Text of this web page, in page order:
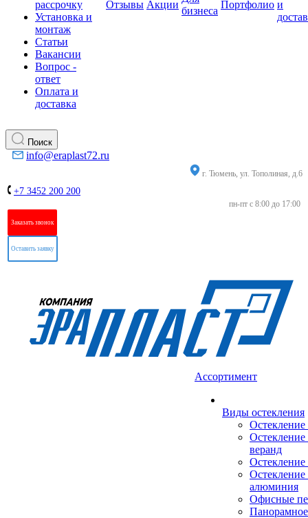
рассрочку
Установка и
монтаж
Статьи
Вакансии
Вопрос -
ответ
Оплата и
доставка
Отзывы Акции
бизнеса
Портфолио и
Поиск
info@eraplast72.ru
г. Тюмень, ул. Тополиная, д.6
+7 3452 200 200
пн-пт с 8:00 до 17:00
Заказать звонок
Оставить заявку
Ассортимент
Виды остекления
Остекление
Остекление
веранд
Остекление
Остекление
алюминия
Офисные